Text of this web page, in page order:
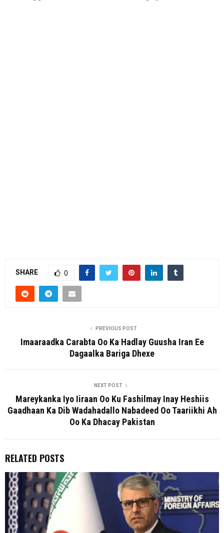
SHARE 0
PREVIOUS POST
Imaaraadka Carabta Oo Ka Hadlay Guusha Iran Ee
Dagaalka Bariga Dhexe
NEXT POST
Mareykanka Iyo Iiraan Oo Ku Fashilmay Inay Heshiis
Gaadhaan Ka Dib Wadahadallo Nabadeed Oo Taariikhi Ah
Oo Ka Dhacay Pakistan
RELATED POSTS